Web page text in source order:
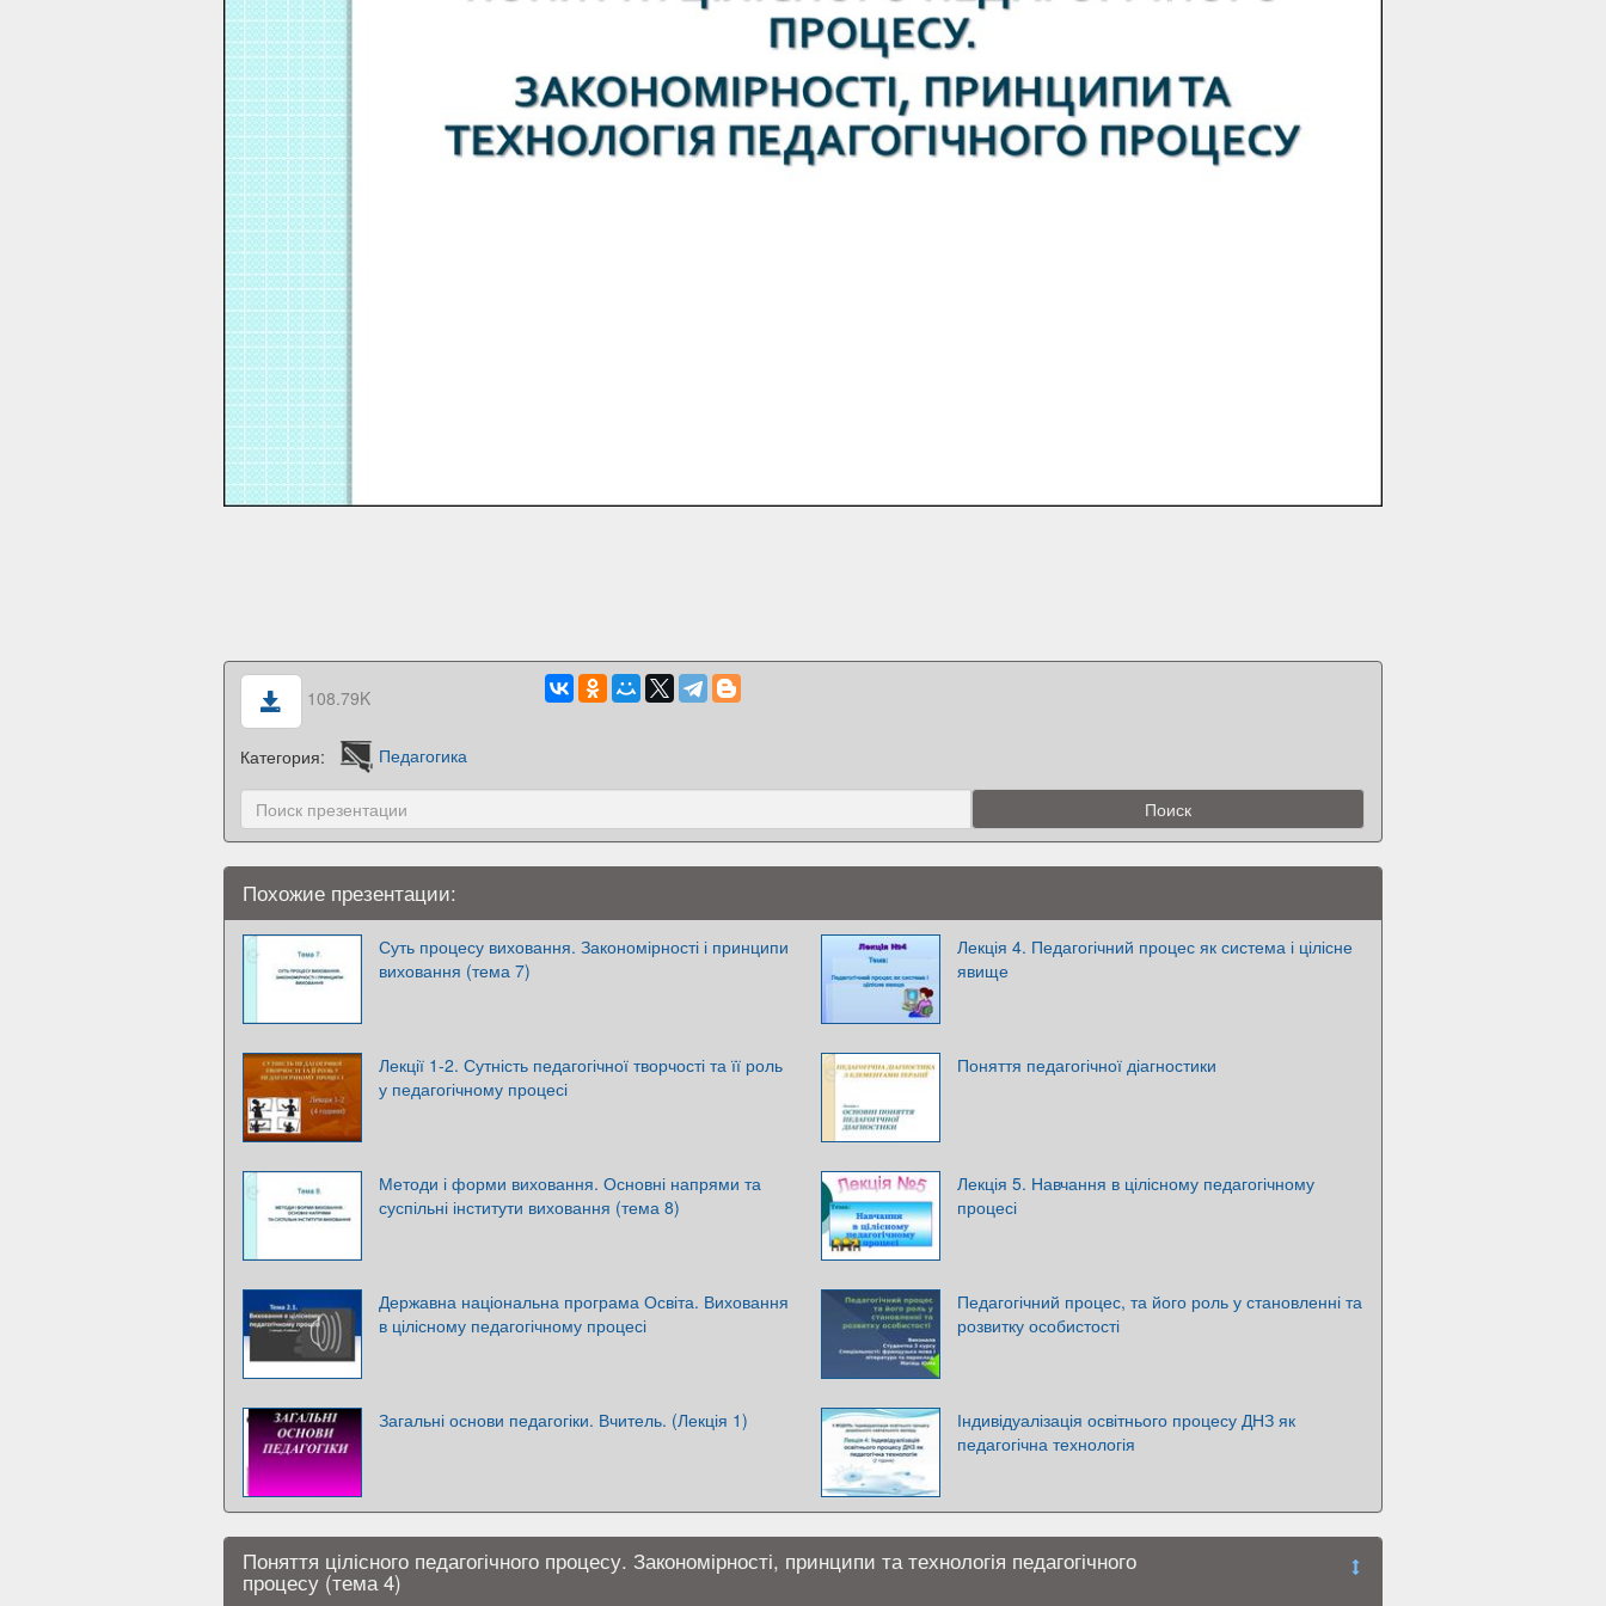
108.79K
Категория: Педагогика
Похожие презентации:
Суть процесу виховання. Закономірності і принципи
виховання (тема 7)
Лекція 4. Педагогічний процес як система і цілісне
явище
Лекції 1-2. Сутність педагогічної творчості та її роль
у педагогічному процесі
Поняття педагогічної діагностики
Методи і форми виховання. Основні напрями та
суспільні інститути виховання (тема 8)
Лекція 5. Навчання в цілісному педагогічному
процесі
Державна національна програма Освіта. Виховання
в цілісному педагогічному процесі
Педагогічний процес, та його роль у становленні та
розвитку особистості
Загальні основи педагогіки. Вчитель. (Лекція 1)
Індивідуалізація освітнього процесу ДНЗ як
педагогічна технологія
Поняття цілісного педагогічного процесу. Закономірності, принципи та технологія педагогічного
процесу (тема 4)